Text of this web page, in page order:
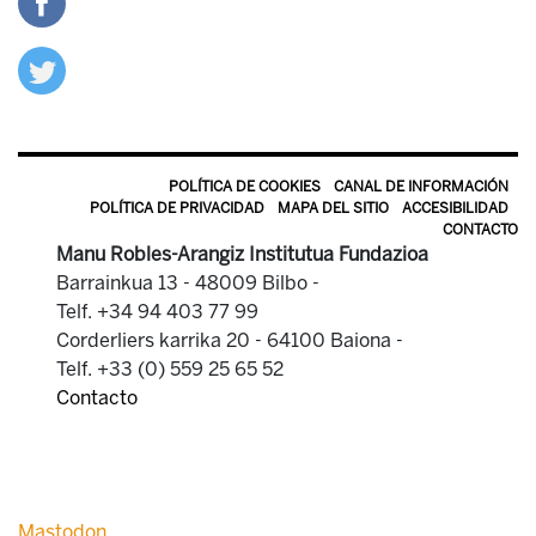
POLÍTICA DE COOKIES
CANAL DE INFORMACIÓN
POLÍTICA DE PRIVACIDAD
MAPA DEL SITIO
ACCESIBILIDAD
CONTACTO
Manu Robles-Arangiz Institutua Fundazioa
Barrainkua 13 - 48009 Bilbo -
Telf. +34 94 403 77 99
Corderliers karrika 20 - 64100 Baiona -
Telf. +33 (0) 559 25 65 52
Contacto